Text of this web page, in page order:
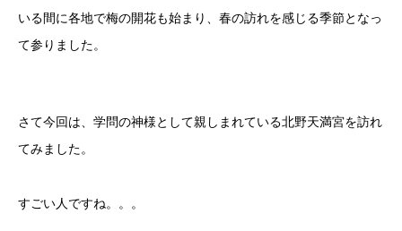
いる間に各地で梅の開花も始まり、春の訪れを感じる季節となっ
て参りました。
さて今回は、学問の神様として親しまれている北野天満宮を訪れ
てみました。
すごい人ですね。。。